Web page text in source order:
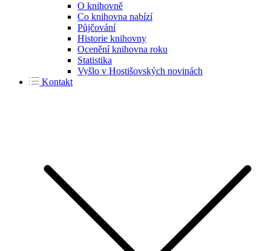
O knihovně
Co knihovna nabízí
Půjčování
Historie knihovny
Ocenění knihovna roku
Statistika
Vyšlo v Hostišovských novinách
Kontakt